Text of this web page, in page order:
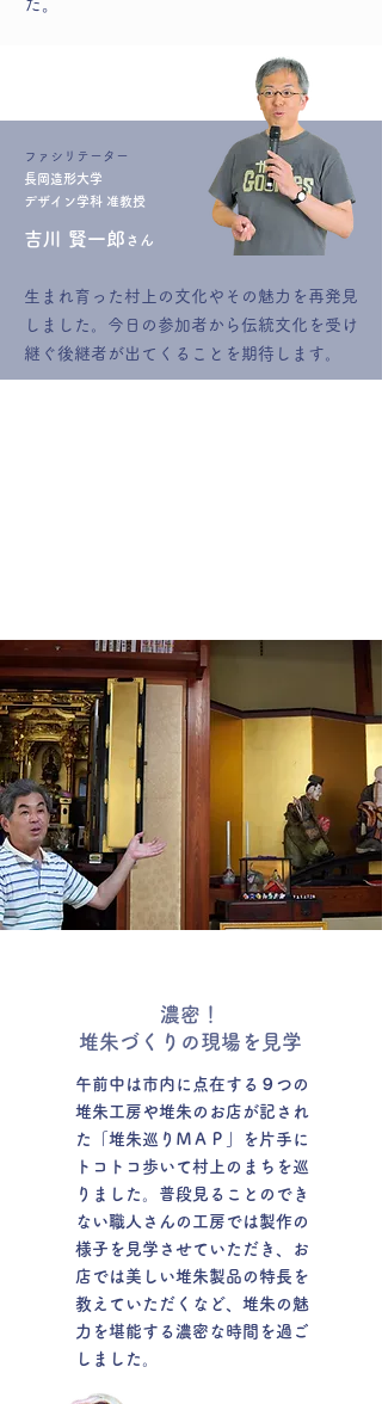
た。
​ファシリテーター
長岡造形大学
デザイン学科 准教授
吉川 賢一郎 さん
生まれ育った村上の文化やその魅力を再発見
しました。今日の参加者から伝統文化を受け
継ぐ後継者が出てくることを期待します。
濃密！
堆朱づくりの現場を見学
午前中は市内に点在する９つの
堆朱工房や堆朱のお店が記され
た「堆朱巡りＭＡＰ」を片手に
トコトコ歩いて村上のまちを巡
りました。普段見ることのでき
ない職人さんの工房では製作の
様子を見学させていただき、お
店では美しい堆朱製品の特長を
教えていただくなど、堆朱の魅
力を堪能する濃密な時間を過ご
しました。